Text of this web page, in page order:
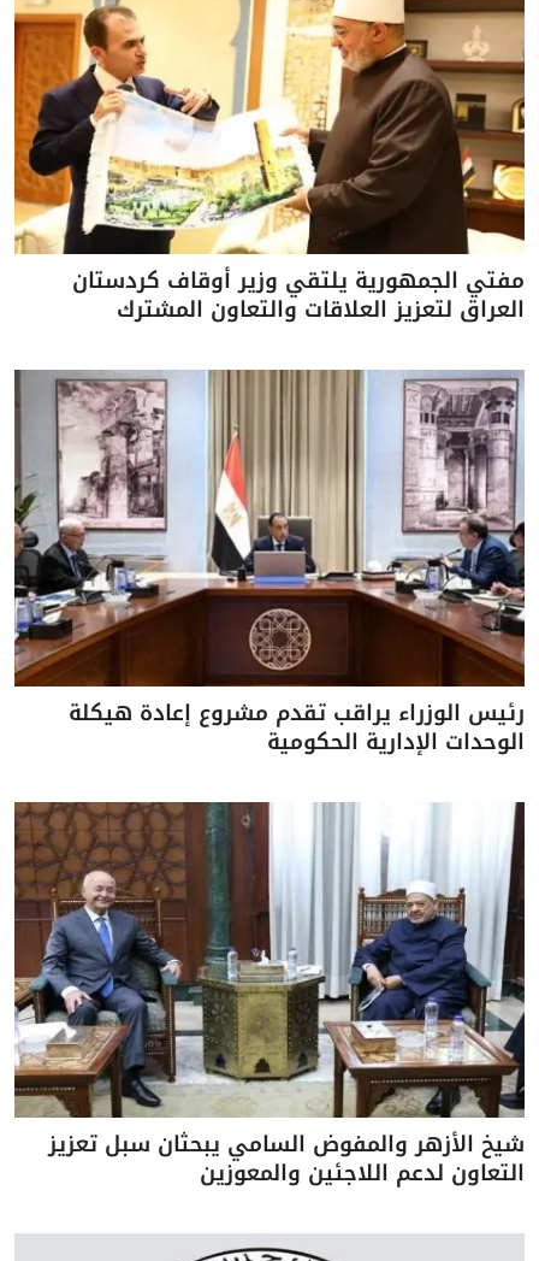
مفتي الجمهورية يلتقي وزير أوقاف كردستان
العراق لتعزيز العلاقات والتعاون المشترك
رئيس الوزراء يراقب تقدم مشروع إعادة هيكلة
الوحدات الإدارية الحكومية
شيخ الأزهر والمفوض السامي يبحثان سبل تعزيز
التعاون لدعم اللاجئين والمعوزين